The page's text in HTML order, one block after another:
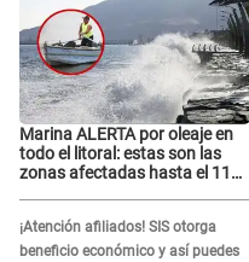
Marina ALERTA por oleaje en
todo el litoral: estas son las
zonas afectadas hasta el 11
¡Atención afiliados! SIS otorga
beneficio económico y así puedes